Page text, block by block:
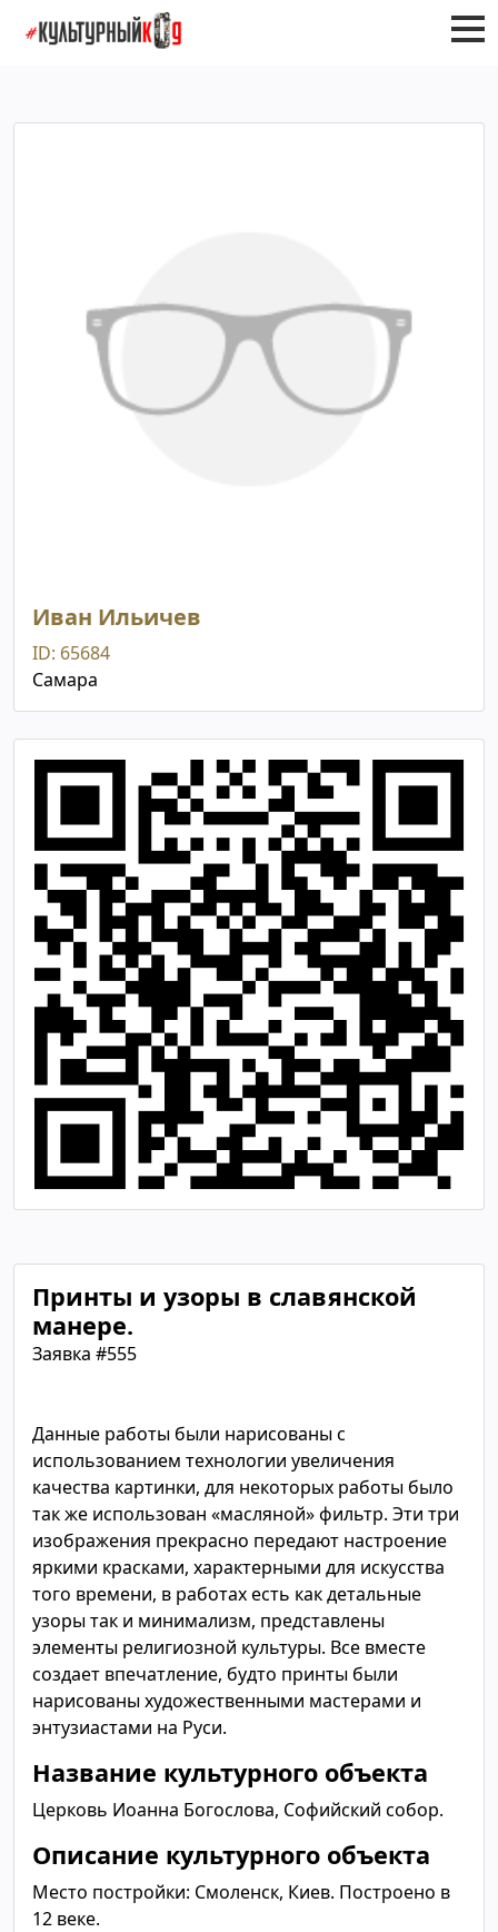
Иван Ильичев
ID: 65684
Самара
Принты и узоры в славянской
манере.
Заявка #555
Данные работы были нарисованы с
использованием технологии увеличения
качества картинки, для некоторых работы было
так же использован «масляной» фильтр. Эти три
изображения прекрасно передают настроение
яркими красками, характерными для искусства
того времени, в работах есть как детальные
узоры так и минимализм, представлены
элементы религиозной культуры. Все вместе
создает впечатление, будто принты были
нарисованы художественными мастерами и
энтузиастами на Руси.
Название культурного объекта
Церковь Иоанна Богослова, Софийский собор.
Описание культурного объекта
Место постройки: Смоленск, Киев. Построено в
12 веке.